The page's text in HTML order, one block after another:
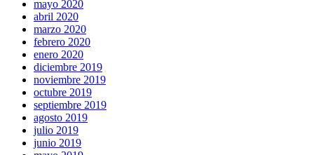
mayo 2020
abril 2020
marzo 2020
febrero 2020
enero 2020
diciembre 2019
noviembre 2019
octubre 2019
septiembre 2019
agosto 2019
julio 2019
junio 2019